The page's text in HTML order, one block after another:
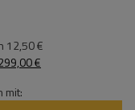
12,50 €
€
mit: